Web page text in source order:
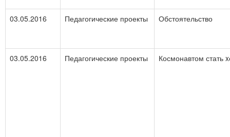
03.05.2016 Педагогические проекты Обстоятельство
03.05.2016 Педагогические проекты Космонавтом стать